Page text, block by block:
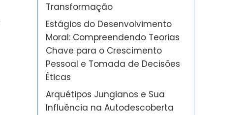
Transformação
Estágios do Desenvolvimento
Moral: Compreendendo Teorias
Chave para o Crescimento
Pessoal e Tomada de Decisões
Éticas
Arquétipos Jungianos e Sua
Influência na Autodescoberta